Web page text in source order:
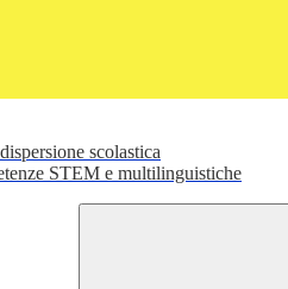
scolastica
STEM e multilinguistiche